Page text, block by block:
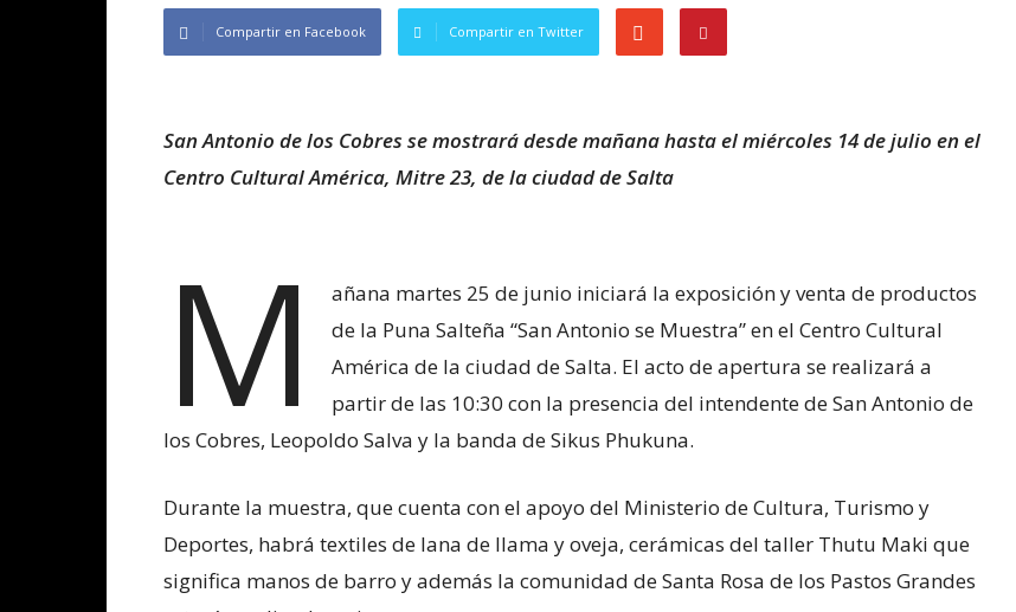
Compartir en Facebook Compartir en Twitter
San Antonio de los Cobres se mostrará desde mañana hasta el miércoles 14 de julio en el
Centro Cultural América, Mitre 23, de la ciudad de Salta
M
añana martes 25 de junio iniciará la exposición y venta de productos
de la Puna Salteña “San Antonio se Muestra” en el Centro Cultural
América de la ciudad de Salta. El acto de apertura se realizará a
partir de las 10:30 con la presencia del intendente de San Antonio de
los Cobres, Leopoldo Salva y la banda de Sikus Phukuna.
Durante la muestra, que cuenta con el apoyo del Ministerio de Cultura, Turismo y
Deportes, habrá textiles de lana de llama y oveja, cerámicas del taller Thutu Maki que
significa manos de barro y además la comunidad de Santa Rosa de los Pastos Grandes